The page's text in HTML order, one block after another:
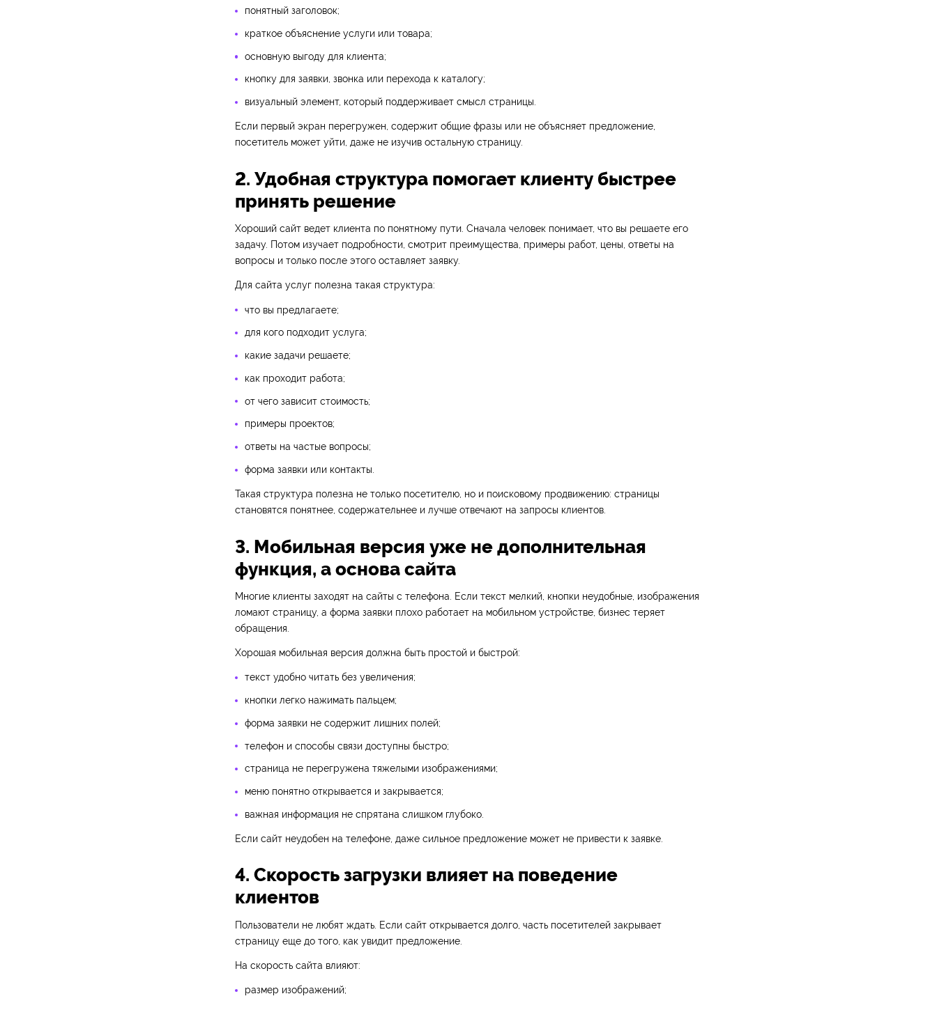
понятный заголовок;
краткое объяснение услуги или товара;
основную выгоду для клиента;
кнопку для заявки, звонка или перехода к каталогу;
визуальный элемент, который поддерживает смысл страницы.
Если первый экран перегружен, содержит общие фразы или не объясняет предложение,
посетитель может уйти, даже не изучив остальную страницу.
2. Удобная структура помогает клиенту быстрее
принять решение
Хороший сайт ведет клиента по понятному пути. Сначала человек понимает, что вы решаете его
задачу. Потом изучает подробности, смотрит преимущества, примеры работ, цены, ответы на
вопросы и только после этого оставляет заявку.
Для сайта услуг полезна такая структура:
что вы предлагаете;
для кого подходит услуга;
какие задачи решаете;
как проходит работа;
от чего зависит стоимость;
примеры проектов;
ответы на частые вопросы;
форма заявки или контакты.
Такая структура полезна не только посетителю, но и поисковому продвижению: страницы
становятся понятнее, содержательнее и лучше отвечают на запросы клиентов.
3. Мобильная версия уже не дополнительная
функция, а основа сайта
Многие клиенты заходят на сайты с телефона. Если текст мелкий, кнопки неудобные, изображения
ломают страницу, а форма заявки плохо работает на мобильном устройстве, бизнес теряет
обращения.
Хорошая мобильная версия должна быть простой и быстрой:
текст удобно читать без увеличения;
кнопки легко нажимать пальцем;
форма заявки не содержит лишних полей;
телефон и способы связи доступны быстро;
страница не перегружена тяжелыми изображениями;
меню понятно открывается и закрывается;
важная информация не спрятана слишком глубоко.
Если сайт неудобен на телефоне, даже сильное предложение может не привести к заявке.
4. Скорость загрузки влияет на поведение
клиентов
Пользователи не любят ждать. Если сайт открывается долго, часть посетителей закрывает
страницу еще до того, как увидит предложение.
На скорость сайта влияют:
размер изображений;